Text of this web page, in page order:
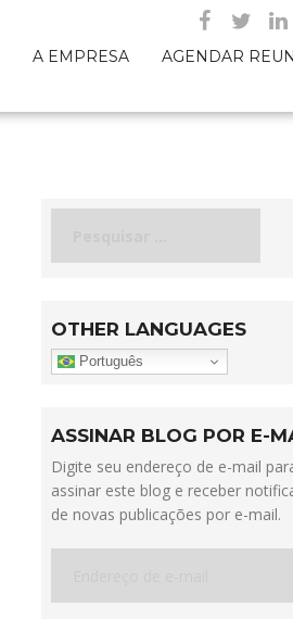
A EMPRESA AGENDAR
OTHER LANGUAGES
Português
ASSINAR BLOG POR E-
Digite seu endereço de e-mail
assinar este blog e receber
de novas publicações por e-mail.
e-